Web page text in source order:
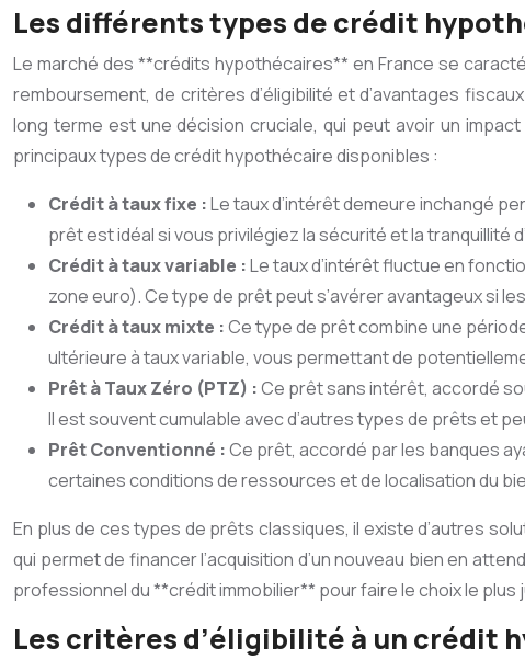
Les différents types de crédit
Le marché des **crédits hypothécaires** en France se
remboursement, de critères d’éligibilité et d’avantages
long terme est une décision cruciale, qui peut avoir un
principaux types de crédit hypothécaire disponibles :
Crédit à taux fixe :Le taux d’intérêt demeure inchangé
prêt est idéal si vous privilégiez la sécurité et la
Crédit à taux variable :Le taux d’intérêt fluctue en
zone euro). Ce type de prêt peut s’avérer avantageux si
Crédit à taux mixte :Ce type de prêt combine une
ultérieure à taux variable, vous permettant de
Prêt à Taux Zéro (PTZ) :Ce prêt sans intérêt, accordé
Il est souvent cumulable avec d’autres types de prêts et
Prêt Conventionné :Ce prêt, accordé par les banques
certaines conditions de ressources et de localisation du
En plus de ces types de prêts classiques, il existe d’autres
qui permet de financer l’acquisition d’un nouveau bien en
professionnel du **crédit immobilier** pour faire le choix le plus
Les critères d’éligibilité à un crédit